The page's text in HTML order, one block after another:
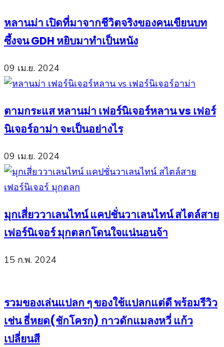
หลานม่า เปิดที่มาจากชีวิตจริงของคนเขียนบท
ซึ้งจน GDH หยิบมาทำเป็นหนัง
09 เม.ย. 2024
ตามกระแส หลานม่า เฟอร์นิเจอร์หลาน vs เฟอร์
นิเจอร์อาม่า จะเป็นอย่างไร
09 เม.ย. 2024
มุกเสี่ยววาเลนไทน์ แคปชั่นวาเลนไทน์ สไตล์สาย
เฟอร์นิเจอร์ มุกตลกโดนใจแน่นอนจ้า
15 ก.พ. 2024
รวมของเล่นแปลก ๆ ของใช้แปลกแต่ดี พร้อมรีวิว
เช่น ธี่หยด(ชักโครก) กาวดักแมลงหวี่ แก้ว
เปลี่ยนสี